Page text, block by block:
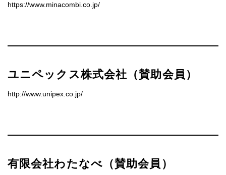
https://www.minacombi.co.jp/
ユニペックス株式会社（賛助会員）
http://www.unipex.co.jp/
有限会社わたなべ（賛助会員）